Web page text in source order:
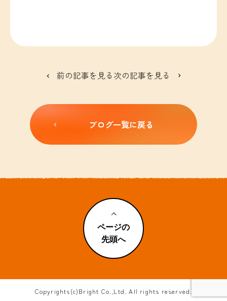
前の記事を見る次の記事を見る
ブログ一覧に戻る
ページの
先頭へ
Copyrights(c)Bright Co.,Ltd. All rights reserved.